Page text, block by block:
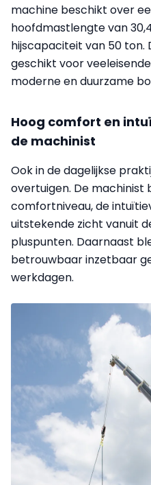
machine beschikt over
hoofdmastlengte van
hijscapaciteit van 50 ton.
geschikt voor
moderne en duurzame
Hoog comfort en
de machinist
Ook in de dagelijkse
overtuigen. De machinist
comfortniveau, de
uitstekende zicht vanuit
pluspunten. Daarnaast
betrouwbaar inzetbaar
werkdagen.